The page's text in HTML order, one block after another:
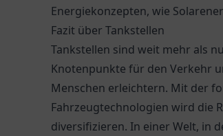
Energiekonzepten, wie
Fazit über Tankstellen
Tankstellen sind weit mehr als
Knotenpunkte für den Verkehr
Menschen erleichtern. Mit der
Fahrzeugtechnologien wird die
diversifizieren. In einer Welt, in